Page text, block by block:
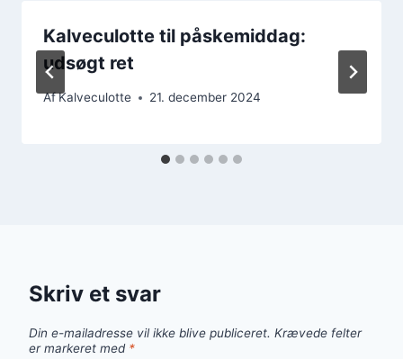
Kalveculotte til påskemiddag:
udsøgt ret
AfKalveculotte 21. december 2024
Skriv et svar
Din e-mailadresse vil ikke blive publiceret. Krævede felter
er markeret med *